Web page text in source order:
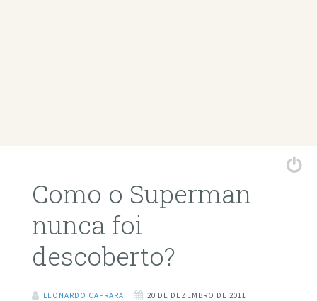
Como o Superman
nunca foi
descoberto?
LEONARDO CAPRARA
20 DE DEZEMBRO DE 2011